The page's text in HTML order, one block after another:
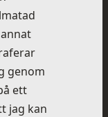
genom
ett
jag kan